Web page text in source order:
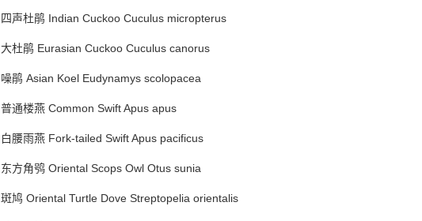
四声杜鹃 Indian Cuckoo Cuculus micropterus
大杜鹃 Eurasian Cuckoo Cuculus canorus
噪鹃 Asian Koel Eudynamys scolopacea
普通楼燕 Common Swift Apus apus
白腰雨燕 Fork-tailed Swift Apus pacificus
东方角鸮 Oriental Scops Owl Otus sunia
斑鸠 Oriental Turtle Dove Streptopelia orientalis